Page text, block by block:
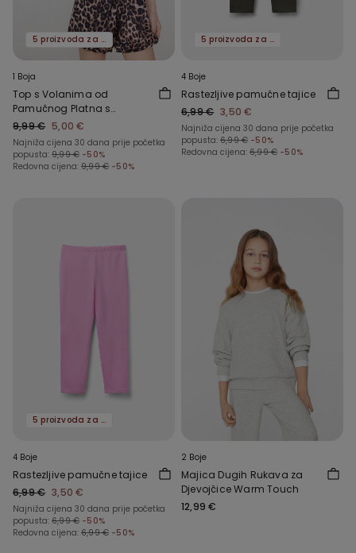
5 proizvoda za -70%
1 Boja
Top s Volanima od
Pamučnog Platna s
Efektom Lana
9,99 € 5,00 €
Najniža cijena 30 dana prije početka
popusta: 9,99 € -50%
Redovna cijena: 9,99 € -50%
5 proizvoda za -70%
4 Boje
Rastezljive pamučne tajice
6,99 € 3,50 €
Najniža cijena 30 dana prije početka
popusta: 6,99 € -50%
Redovna cijena: 6,99 € -50%
5 proizvoda za -70%
4 Boje
Rastezljive pamučne tajice
6,99 € 3,50 €
Najniža cijena 30 dana prije početka
popusta: 6,99 € -50%
Redovna cijena: 6,99 € -50%
2 Boje
Majica Dugih Rukava za
Djevojčice Warm Touch
12,99 €